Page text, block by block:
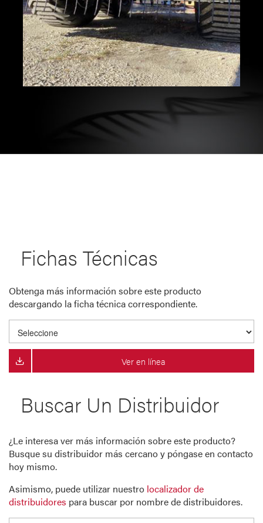
Fichas Técnicas
Obtenga más información sobre este producto
descargando la ficha técnica correspondiente.
Ver en línea
Buscar Un Distribuidor
¿Le interesa ver más información sobre este producto?
Busque su distribuidor más cercano y póngase en contacto
hoy mismo.
Asimismo, puede utilizar nuestro localizador de
distribuidores para buscar por nombre de distribuidores.